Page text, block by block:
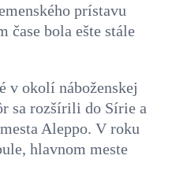
prístavu
čase bola ešte stále
v okolí náboženskej
sa rozšírili do Sírie a
Aleppo. V roku
hlavnom meste